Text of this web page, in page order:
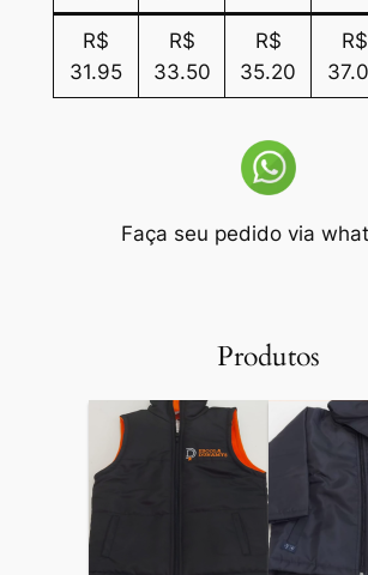
R$
31.95
R$
33.50
R$
35.20
R$
Faça seu pedido via
Produtos